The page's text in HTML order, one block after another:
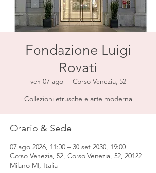
Fondazione Luigi
Rovati
ven 07 ago
  |
Corso Venezia, 52
Collezioni etrusche e arte moderna
Orario & Sede
07 ago 2026, 11:00 – 30 set 2030, 19:00
Corso Venezia, 52, Corso Venezia, 52, 20122
Milano MI, Italia